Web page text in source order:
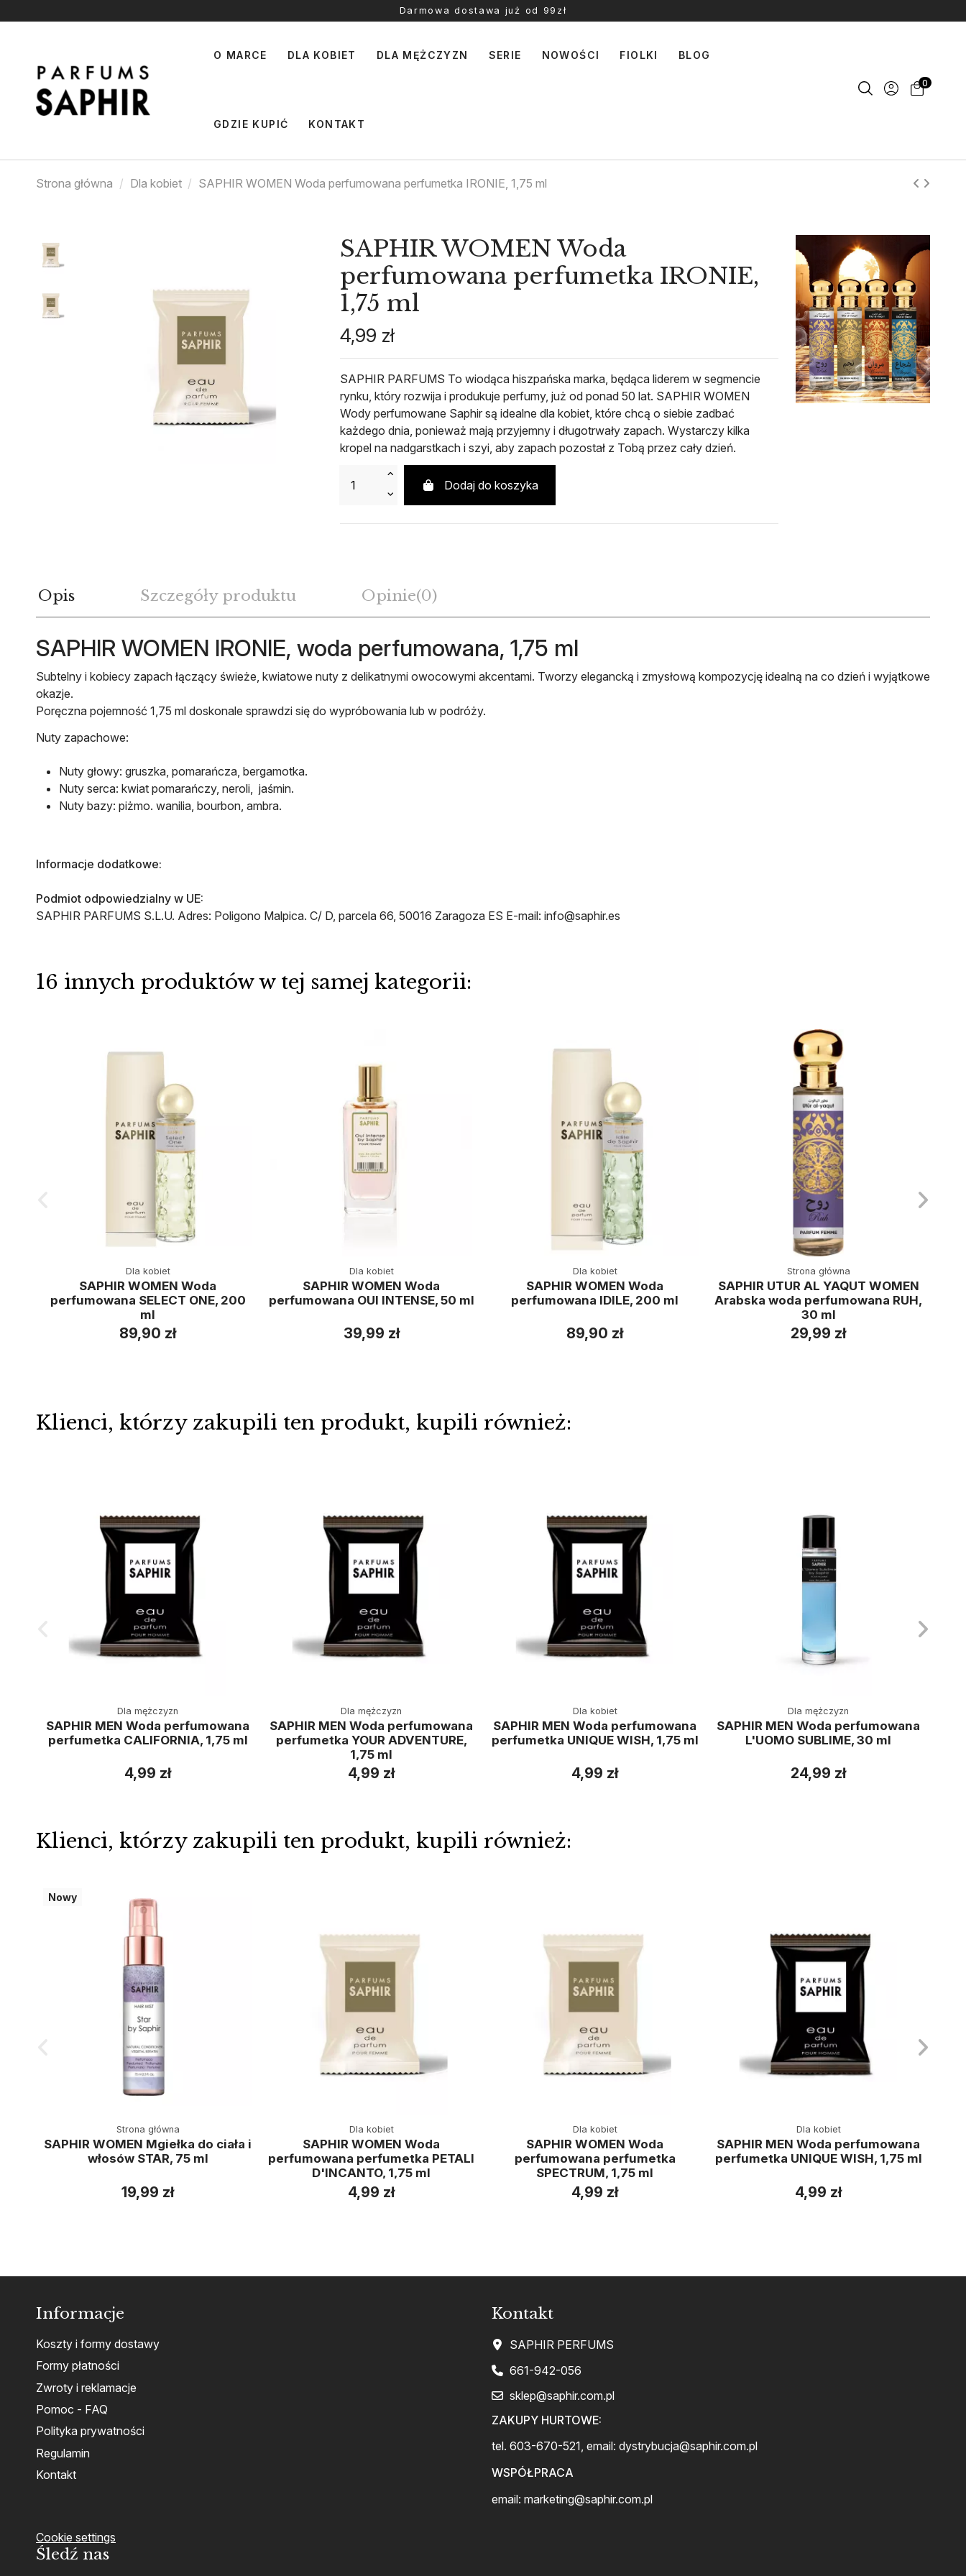
Darmowa dostawa już od 99zł
O MARCE DLA KOBIET DLA MĘŻCZYZN SERIE NOWOŚCI FIOLKI BLOG
GDZIE KUPIĆ KONTAKT
0
Strona główna Dla kobiet SAPHIR WOMEN Woda perfumowana perfumetka IRONIE, 1,75 ml
SAPHIR WOMEN Woda
perfumowana perfumetka IRONIE,
1,75 ml
4,99 zł
SAPHIR PARFUMS To wiodąca hiszpańska marka, będąca liderem w segmencie
rynku, który rozwija i produkuje perfumy, już od ponad 50 lat. SAPHIR WOMEN
Wody perfumowane Saphir są idealne dla kobiet, które chcą o siebie zadbać
każdego dnia, ponieważ mają przyjemny i długotrwały zapach. Wystarczy kilka
kropel na nadgarstkach i szyi, aby zapach pozostał z Tobą przez cały dzień.
Dodaj do koszyka
Opis Szczegóły produktu Opinie(0)
SAPHIR WOMEN IRONIE, woda perfumowana, 1,75 ml
Subtelny i kobiecy zapach łączący świeże, kwiatowe nuty z delikatnymi owocowymi akcentami. Tworzy elegancką i zmysłową kompozycję idealną na co dzień i wyjątkowe
okazje.
Poręczna pojemność 1,75 ml doskonale sprawdzi się do wypróbowania lub w podróży.
Nuty zapachowe:
Nuty głowy: gruszka, pomarańcza, bergamotka.
Nuty serca: kwiat pomarańczy, neroli, jaśmin.
Nuty bazy: piżmo. wanilia, bourbon, ambra.
Informacje dodatkowe:
Podmiot odpowiedzialny w UE:
SAPHIR PARFUMS S.L.U. Adres: Poligono Malpica. C/ D, parcela 66, 50016 Zaragoza ES E-mail: info@saphir.es
16 innych produktów w tej samej kategorii:
Dla kobiet
SAPHIR WOMEN Woda
perfumowana SELECT ONE, 200
ml
89,90 zł
Dla kobiet
SAPHIR WOMEN Woda
perfumowana OUI INTENSE, 50 ml
39,99 zł
Dla kobiet
SAPHIR WOMEN Woda
perfumowana IDILE, 200 ml
89,90 zł
Strona główna
SAPHIR UTUR AL YAQUT WOMEN
Arabska woda perfumowana RUH,
30 ml
29,99 zł
Klienci, którzy zakupili ten produkt, kupili również:
Dla mężczyzn
SAPHIR MEN Woda perfumowana
perfumetka CALIFORNIA, 1,75 ml
4,99 zł
Dla mężczyzn
SAPHIR MEN Woda perfumowana
perfumetka YOUR ADVENTURE,
1,75 ml
4,99 zł
Dla kobiet
SAPHIR MEN Woda perfumowana
perfumetka UNIQUE WISH, 1,75 ml
4,99 zł
Dla mężczyzn
SAPHIR MEN Woda perfumowana
L'UOMO SUBLIME, 30 ml
24,99 zł
Klienci, którzy zakupili ten produkt, kupili również:
Nowy
Strona główna
SAPHIR WOMEN Mgiełka do ciała i
włosów STAR, 75 ml
19,99 zł
Dla kobiet
SAPHIR WOMEN Woda
perfumowana perfumetka PETALI
D'INCANTO, 1,75 ml
4,99 zł
Dla kobiet
SAPHIR WOMEN Woda
perfumowana perfumetka
SPECTRUM, 1,75 ml
4,99 zł
Dla kobiet
SAPHIR MEN Woda perfumowana
perfumetka UNIQUE WISH, 1,75 ml
4,99 zł
Informacje
Koszty i formy dostawy
Formy płatności
Zwroty i reklamacje
Pomoc - FAQ
Polityka prywatności
Regulamin
Kontakt
Kontakt
SAPHIR PERFUMS
661-942-056
sklep@saphir.com.pl
ZAKUPY HURTOWE:
tel. 603-670-521, email: dystrybucja@saphir.com.pl
WSPÓŁPRACA
email: marketing@saphir.com.pl
Cookie settings
Śledź nas